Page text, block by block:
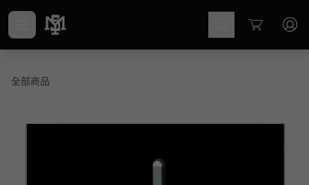
Cart
全部商品